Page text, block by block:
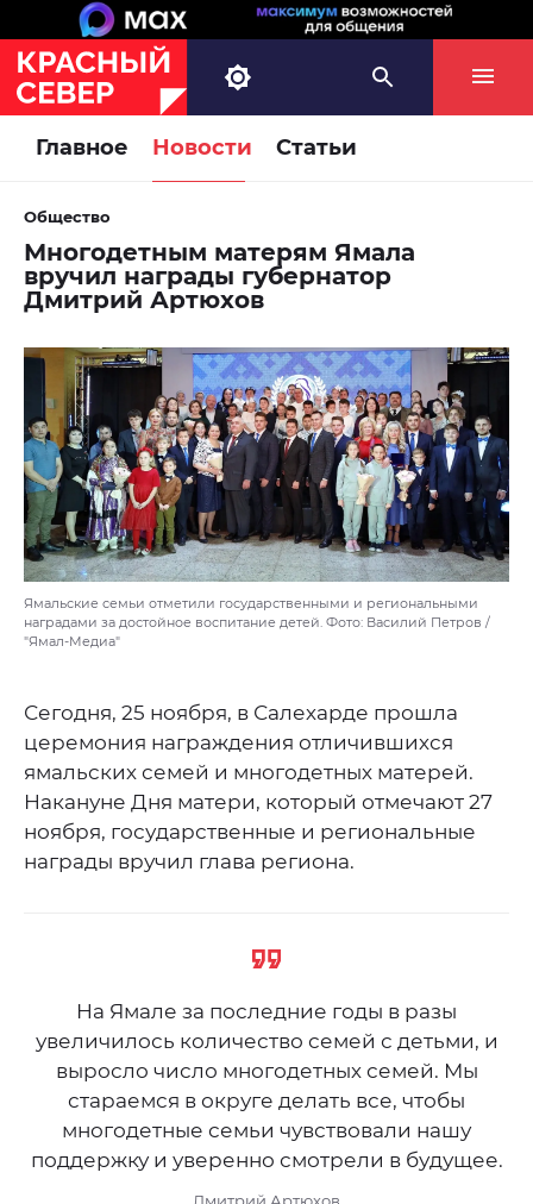
Главное Новости Статьи
Общество
Многодетным матерям Ямала
вручил награды губернатор
Дмитрий Артюхов
Ямальские семьи отметили государственными и региональными
наградами за достойное воспитание детей. Фото: Василий Петров /
"Ямал-Медиа"
Сегодня, 25 ноября, в Салехарде прошла
церемония награждения отличившихся
ямальских семей и многодетных матерей.
Накануне Дня матери, который отмечают 27
ноября, государственные и региональные
награды вручил глава региона.
На Ямале за последние годы в разы
увеличилось количество семей с детьми, и
выросло число многодетных семей. Мы
стараемся в округе делать все, чтобы
многодетные семьи чувствовали нашу
поддержку и уверенно смотрели в будущее.